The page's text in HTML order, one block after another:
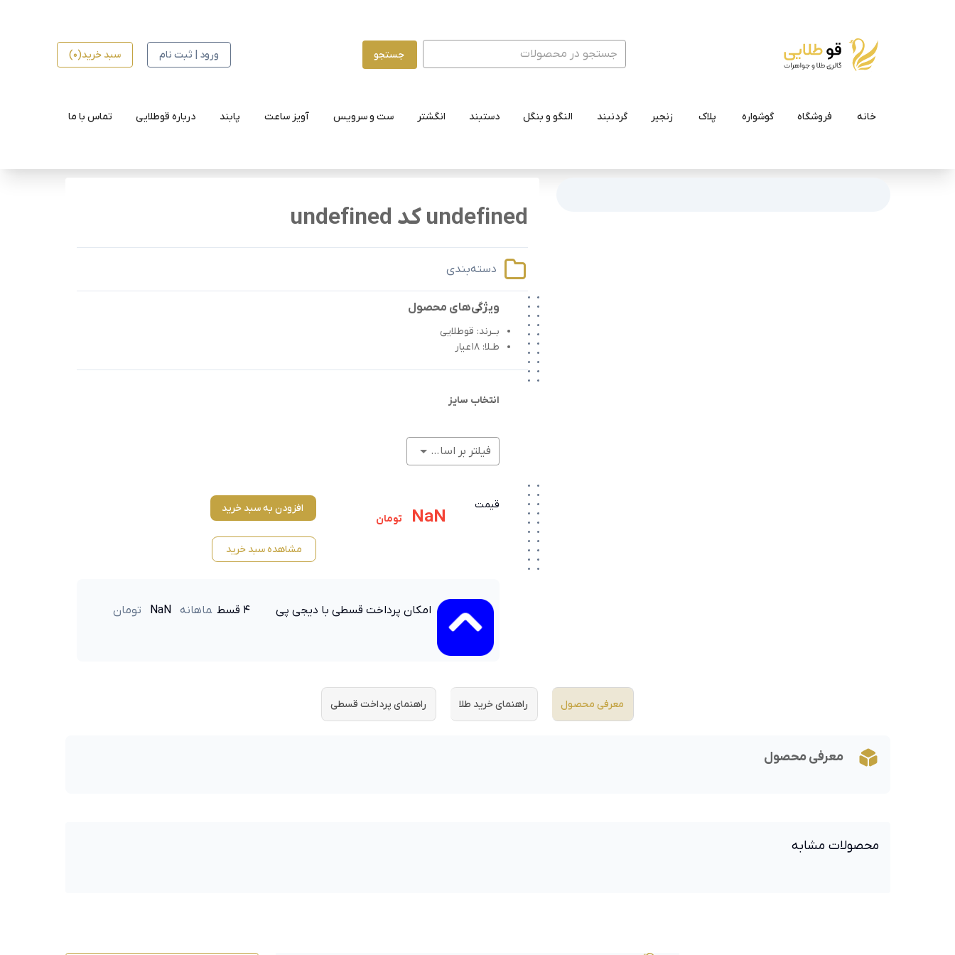
جستجو ورود | ثبت نام سبد خرید(0)
خانه فروشگاه گوشواره پلاک زنجیر گردنبند النگو و بنگل دستبند انگشتر ست و سرویس آویز ساعت پابند درباره قوطلایی تماس با ما
undefined کد undefined
دسته‌بندی
ویژگی‌های محصول
بــرند: قوطلایی
طـلا: 18عیار
انتخاب سایز
فیلتر بر اساس وزن (گرم)
قیمت
NaN تومان
افزودن به سبد خرید
مشاهده سبد خرید
امکان پرداخت قسطی با دیجی پی ۴ قسط ماهانه تومان
معرفی محصول راهنمای خرید طلا راهنمای پرداخت قسطی
معرفی محصول
محصولات مشابه